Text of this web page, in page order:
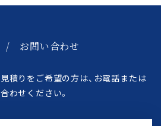
/ お問い合わせ
積りをご希望の方は、 お電話または
わせください。